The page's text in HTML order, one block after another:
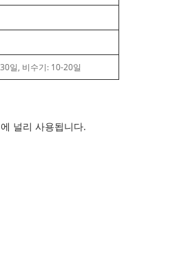
일, 비수기: 10-20일
널리 사용됩니다.